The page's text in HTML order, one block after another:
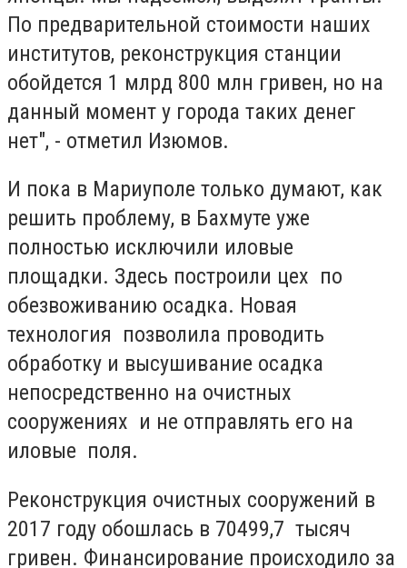
По предварительной стоимости наших
институтов, реконструкция станции
обойдется 1 млрд 800 млн гривен, но на
данный момент у города таких денег
нет", - отметил Изюмов.
И пока в Мариуполе только думают, как
решить проблему, в Бахмуте уже
полностью исключили иловые
площадки. Здесь построили цех по
обезвоживанию осадка. Новая
технология позволила проводить
обработку и высушивание осадка
непосредственно на очистных
сооружениях и не отправлять его на
иловые поля.
Реконструкция очистных сооружений в
2017 году обошлась в 70499,7 тысяч
гривен. Финансирование происходило за